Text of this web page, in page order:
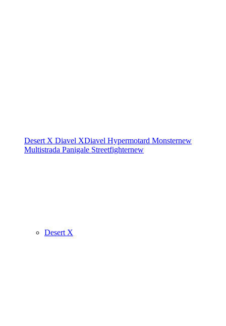
Desert X Diavel XDiavel Hypermotard Monsternew
Multistrada Panigale Streetfighternew
Desert X